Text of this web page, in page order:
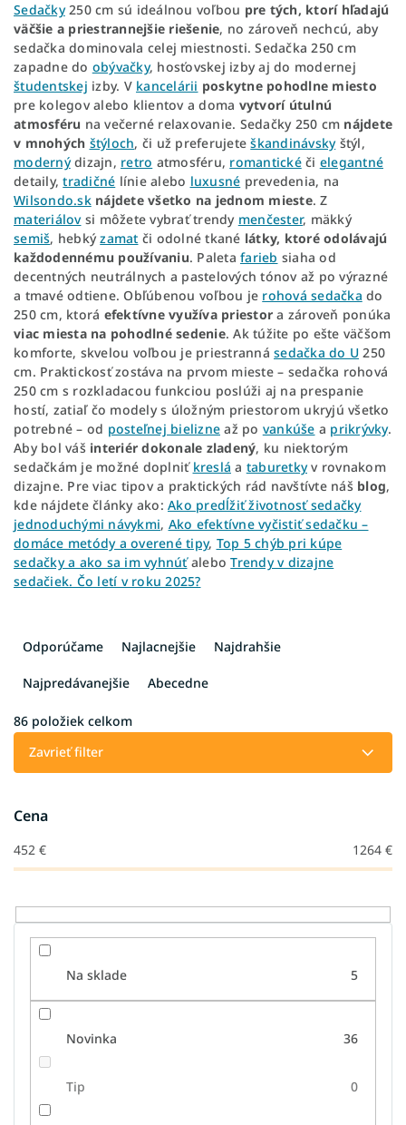
Sedačky250 cm sú ideálnou voľbou pre tých, ktorí hľadajú
väčšie a priestrannejšie riešenie, no zároveň nechcú, aby
sedačka dominovala celej miestnosti. Sedačka 250 cm
zapadne do obývačky, hosťovskej izby aj do modernej
študentskej izby. V kancelárii poskytne pohodlne miesto
pre kolegov alebo klientov a doma vytvorí útulnú
atmosféru na večerné relaxovanie. Sedačky 250 cm nájdete
v mnohých štýloch, či už preferujeteškandinávskyštýl,
modernýdizajn, retro atmosféru, romantickéči elegantné
detaily,tradičné línie alebo luxusné prevedenia, na
Wilsondo.sk nájdete všetko na jednom mieste. Z
materiálovsi môžete vybrať trendy menčester, mäkký
semiš, hebkýzamat či odolné tkané látky, ktoré odolávajú
každodennému používaniu. Paleta farieb siaha od
decentných neutrálnych a pastelových tónov až po výrazné
a tmavé odtiene. Obľúbenou voľbou je rohová sedačka do
250 cm, ktorá efektívne využíva priestor a zároveň ponúka
viac miesta na pohodlné sedenie. Ak túžite po ešte väčšom
komforte, skvelou voľbou je priestranná sedačka do U 250
cm. Praktickosť zostáva na prvom mieste – sedačka rohová
250 cm s rozkladacou funkciou poslúži aj na prespanie
hostí, zatiaľ čo modely s úložným priestorom ukryjú všetko
potrebné – od posteľnej bielizne až po vankúše a prikrývky.
Aby bol váš interiér dokonale zladený, ku niektorým
sedačkám je možné doplniť kreslá a taburetkyv rovnakom
dizajne. Pre viac tipov a praktických rád navštívte náš blog,
kde nájdete články ako: Ako predĺžiť životnosť sedačky
jednoduchými návykmi, Ako efektívne vyčistiť sedačku –
domáce metódy a overené tipy, Top 5 chýb pri kúpe
sedačky a ako sa im vyhnúťaleboTrendy v dizajne
sedačiek. Čo letí v roku 2025?
a
i
d
u
k
o
v
Odporúčame Najlacnejšie Najdrahšie
Najpredávanejšie Abecedne
86 položiek celkom
Zavrieť filter
Cena
452 € 1264 €
Na sklade 5
Novinka 36
Tip 0